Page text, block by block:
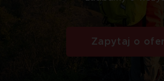
Zapytaj o